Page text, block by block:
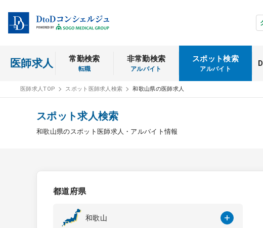
医師求人 常勤検索
転職
非常勤検索
アルバイト
スポット検索
アルバイト
医師求人TOP スポット医師求人検索 和歌山県の医師求人
スポット求人検索
和歌山県のスポット医師求人・アルバイト情報
都道府県
和歌山